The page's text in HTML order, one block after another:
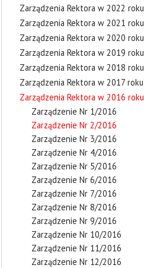
Zarządzenia Rektora w 2022 roku
Zarządzenia Rektora w 2021 roku
Zarządzenia Rektora w 2020 roku
Zarządzenia Rektora w 2019 roku
Zarządzenia Rektora w 2018 roku
Zarządzenia Rektora w 2017 roku
Zarządzenia Rektora w 2016 roku
Zarządzenie Nr 1/2016
Zarządzenie Nr 2/2016
Zarządzenie Nr 3/2016
Zarządzenie Nr 4/2016
Zarządzenie Nr 5/2016
Zarządzenie Nr 6/2016
Zarządzenie Nr 7/2016
Zarządzenie Nr 8/2016
Zarządzenie Nr 9/2016
Zarządzenie Nr 10/2016
Zarządzenie Nr 11/2016
Zarządzenie Nr 12/2016